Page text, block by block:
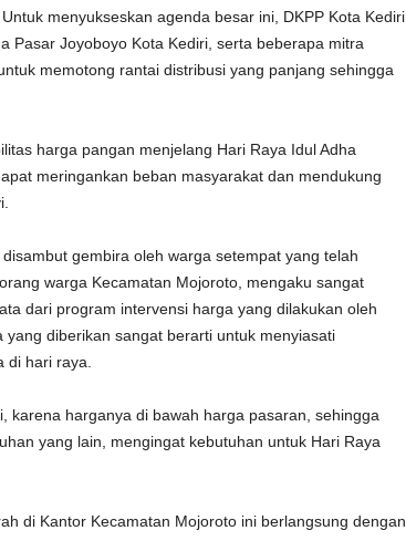
menyukseskan agenda besar ini, DKPP Kota Kediri
Pasar Joyoboyo Kota Kediri, serta beberapa mitra
memotong rantai distribusi yang panjang sehingga
harga pangan menjelang Hari Raya Idul Adha
meringankan beban masyarakat dan mendukung
gembira oleh warga setempat yang telah
warga Kecamatan Mojoroto, mengaku sangat
dari program intervensi harga yang dilakukan oleh
diberikan sangat berarti untuk menyiasati
di hari raya.
karena harganya di bawah harga pasaran, sehingga
yang lain, mengingat kebutuhan untuk Hari Raya
di Kantor Kecamatan Mojoroto ini berlangsung dengan